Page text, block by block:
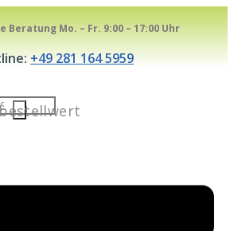
Beratung Mo. – Fr. 9:00 – 17:00 Uhr
+49 281 164 5959